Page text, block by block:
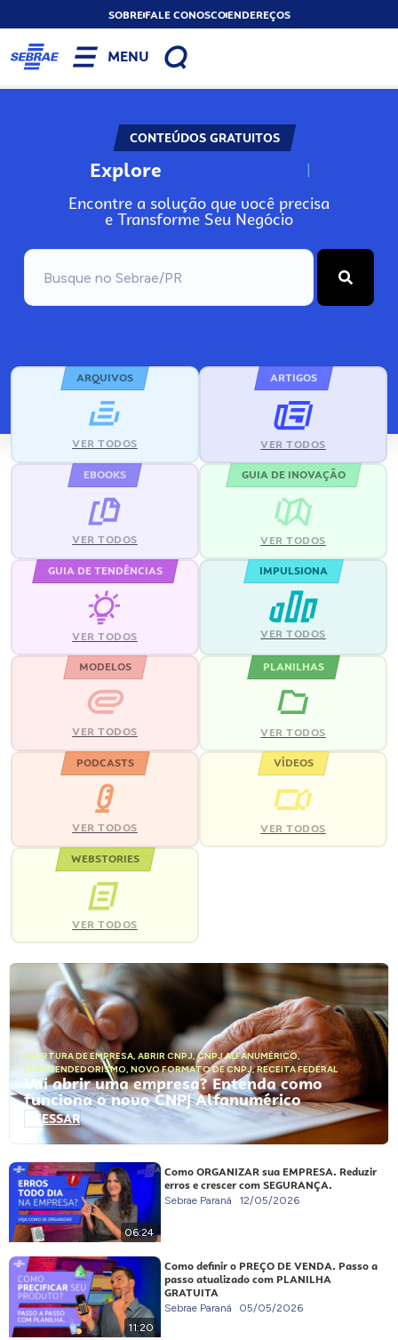
SOBREFALE CONOSCOENDEREÇOS
MENU
CONTEÚDOS GRATUITOS
Explore N
Encontre a solução que você precisa
e Transforme Seu Negócio
ARQUIVOS
VER TODOS
ARTIGOS
VER TODOS
EBOOKS
VER TODOS
GUIA DE INOVAÇÃO
VER TODOS
GUIA DE TENDÊNCIAS
VER TODOS
IMPULSIONA
VER TODOS
MODELOS
VER TODOS
PLANILHAS
VER TODOS
PODCASTS
VER TODOS
VÍDEOS
VER TODOS
WEBSTORIES
VER TODOS
ABERTURA DE EMPRESA, ABRIR CNPJ,CNPJ ALFANUMÉRICO,
EMPREENDEDORISMO, NOVO FORMATO DE CNPJ,RECEITA FEDERAL
Vai abrir uma empresa? Entenda como
funciona o novo CNPJ Alfanumérico
ACESSAR
06:24
Como ORGANIZAR sua EMPRESA. Reduzir
erros e crescer com SEGURANÇA.
Sebrae Paraná 12/05/2026
11:20
Como definir o PREÇO DE VENDA. Passo a
passo atualizado com PLANILHA
GRATUITA
Sebrae Paraná 05/05/2026